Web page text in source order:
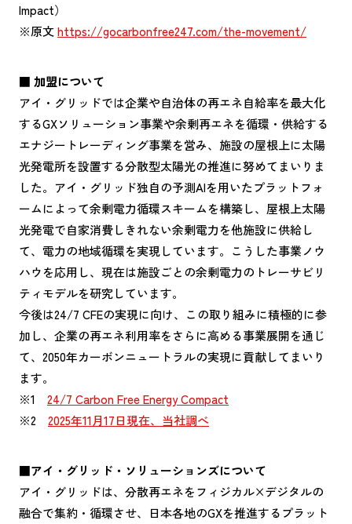
Impact）
※原文https://gocarbonfree247.com/the-movement/
■ 加盟について
アイ・グリッドでは企業や自治体の再エネ自給率を最大化
するGXソリューション事業や余剰再エネを循環・供給する
エナジートレーディング事業を営み、施設の屋根上に太陽
光発電所を設置する分散型太陽光の推進に努めてまいりま
した。アイ・グリッド独自の予測AIを用いたプラットフォ
ームによって余剰電力循環スキームを構築し、屋根上太陽
光発電で自家消費しきれない余剰電力を他施設に供給し
て、電力の地域循環を実現しています。こうした事業ノウ
ハウを応用し、現在は施設ごとの余剰電力のトレーサビリ
ティモデルを研究しています。
今後は24/7 CFEの実現に向け、この取り組みに積極的に参
加し、企業の再エネ利用率をさらに高める事業展開を通じ
て、2050年カーボンニュートラルの実現に貢献してまいり
ます。
※1 24/7 Carbon Free Energy Compact
※2 2025年11月17日現在、当社調べ
■アイ・グリッド・ソリューションズについて
アイ・グリッドは、分散再エネをフィジカル×デジタルの
融合で集約・循環させ、日本各地のGXを推進するプラット